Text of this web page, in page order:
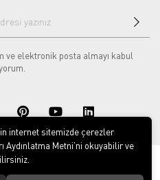
ve elektronik posta almayı kabul
. Tüm hakları saklıdır.
internet sitemizde çerezler
Aydınlatma Metni’ni okuyabilir ve